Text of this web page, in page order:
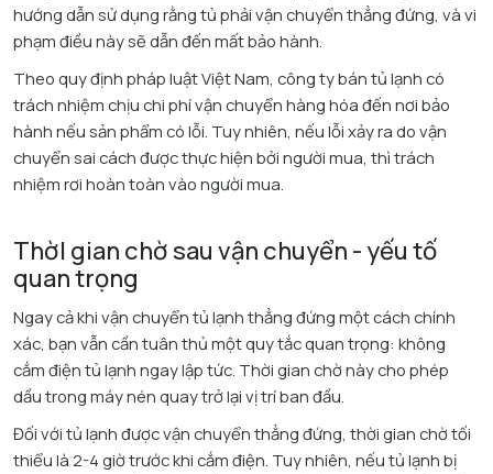
hướng dẫn sử dụng rằng tủ phải vận chuyển thẳng đứng, và vi
phạm điều này sẽ dẫn đến mất bảo hành.​
Theo quy định pháp luật Việt Nam, công ty bán tủ lạnh có
trách nhiệm chịu chi phí vận chuyển hàng hóa đến nơi bảo
hành nếu sản phẩm có lỗi. Tuy nhiên, nếu lỗi xảy ra do vận
chuyển sai cách được thực hiện bởi người mua, thì trách
nhiệm rơi hoàn toàn vào người mua.
ThờI gian chờ sau vận chuyển - yếu tố
quan trọng
Ngay cả khi vận chuyển tủ lạnh thẳng đứng một cách chính
xác, bạn vẫn cần tuân thủ một quy tắc quan trọng: không
cắm điện tủ lạnh ngay lập tức. Thời gian chờ này cho phép
dầu trong máy nén quay trở lại vị trí ban đầu.​
Đối với tủ lạnh được vận chuyển thẳng đứng, thời gian chờ tối
thiểu là 2-4 giờ trước khi cắm điện. Tuy nhiên, nếu tủ lạnh bị